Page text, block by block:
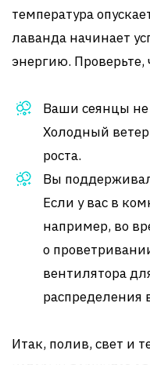
температура
лаванда начинает
энергию. Проверьте,
Ваши сеянцы не
Холодный
роста.
Вы
Если у вас в
например, во
о
вентилятора
распределения
Итак, полив, свет и